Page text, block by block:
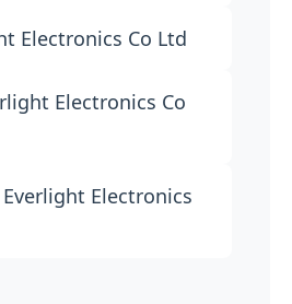
Electronics Co Ltd
Electronics Co
Everlight Electronics